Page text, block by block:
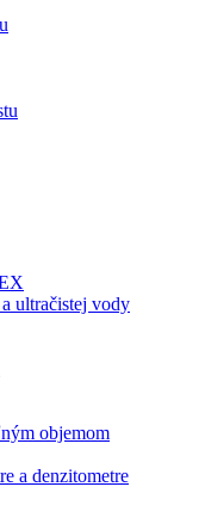
ultračistej vody
objemom
a denzitometre